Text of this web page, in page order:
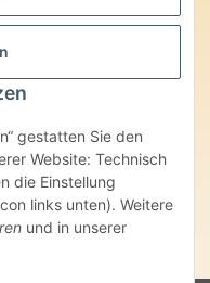
gestatten Sie den
Website: Technisch
die Einstellung
links unten). Weitere
und in unserer
zugeordnet. Wir weisen
Aussagen bzgl.
mental-geistig) einzelner
anerkannt oder
gemachten Angaben
und langjähriger
den Besuch beim Arzt
Auch
keine Diagnose- oder